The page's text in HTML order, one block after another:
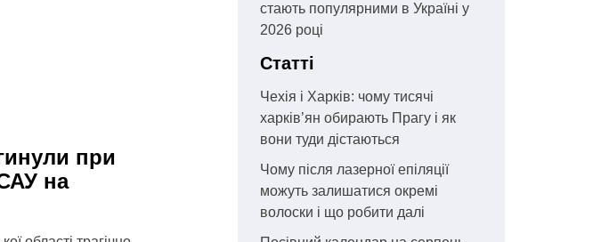
при
на
стають популярними в Україні у
2026 році
Статті
Чехія і Харків: чому тисячі
харків’ян обирають Прагу і як
вони туди дістаються
Чому після лазерної епіляції
можуть залишатися окремі
волоски і що робити далі